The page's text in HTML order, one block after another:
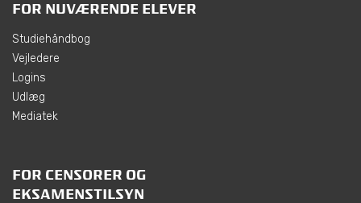
FOR NUVÆRENDE ELEVER
Studiehåndbog
Vejledere
Logins
Udlæg
Mediatek
FOR CENSORER OG
EKSAMENSTILSYN